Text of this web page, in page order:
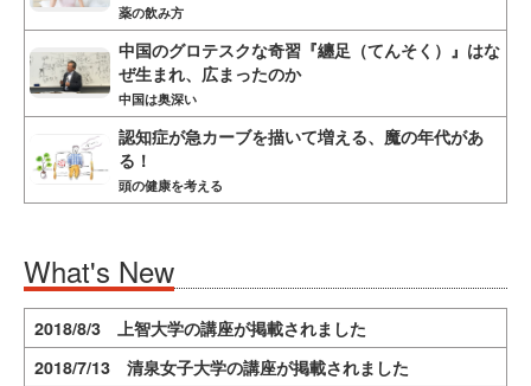
薬の飲み方
中国のグロテスクな奇習『纏足（てんそく）』はな
ぜ生まれ、広まったのか
中国は奥深い
認知症が急カーブを描いて増える、魔の年代があ
る！
頭の健康を考える
What's New
2018/8/3 上智大学の講座が掲載されました
2018/7/13 清泉女子大学の講座が掲載されました